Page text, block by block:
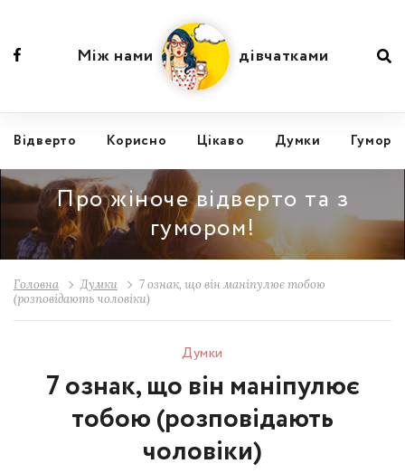
Відвертo Корисно Цікаво Думки Гумор
Між нами дівчатками
Про жіноче відверто та з
гумором!
Головна Думки
7 ознак, що він маніпулює тобою
(розповідають чоловіки)
Думки
7 ознак, що він маніпулює
тобою (розповідають
чоловіки)